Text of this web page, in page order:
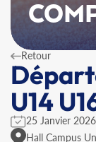
Retour
U14
25 Janvier 2026
Hall Campus